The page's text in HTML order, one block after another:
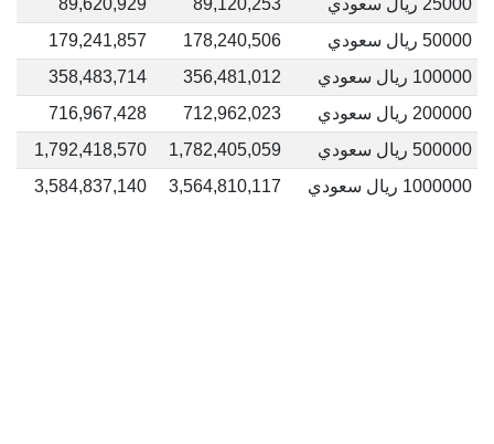
50000 ريال سعودي
178,240,506
179,241,857
100000 ريال سعودي
356,481,012
358,483,714
200000 ريال سعودي
712,962,023
716,967,428
500000 ريال سعودي
1,782,405,059
1,792,418,570
1000000 ريال سعودي
3,564,810,117
3,584,837,140